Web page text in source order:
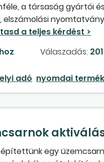
a társaság gyártói
, elszámolási
biztosítja. A termékek
kivitelben készít el,
vagy
e a nyomda
Válaszadás:
adó nyomdai termék
egy